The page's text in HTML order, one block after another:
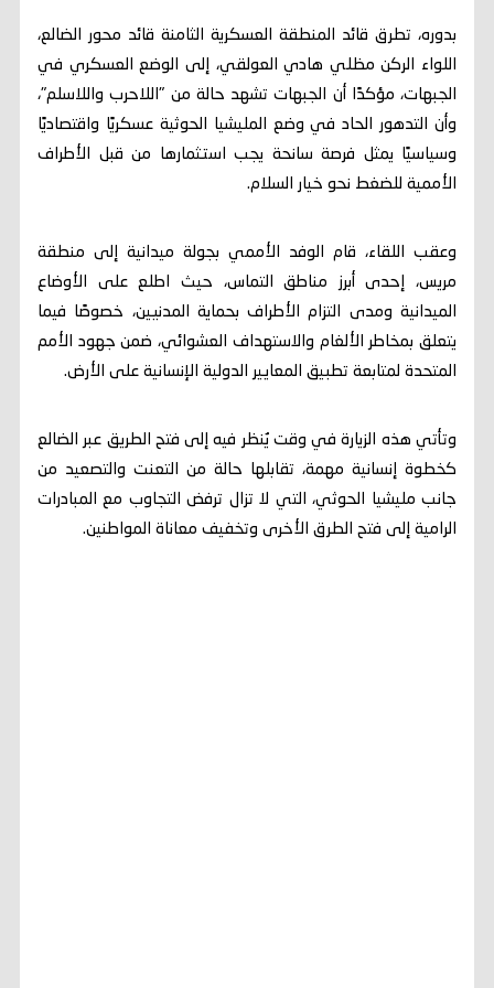
بدوره، تطرق قائد المنطقة العسكرية الثامنة قائد محور الضالع،
اللواء الركن مظلي هادي العولقي، إلى الوضع العسكري في
الجبهات، مؤكدًا أن الجبهات تشهد حالة من "اللاحرب واللاسلم"،
وأن التدهور الحاد في وضع المليشيا الحوثية عسكريًا واقتصاديًا
وسياسيًا يمثل فرصة سانحة يجب استثمارها من قبل الأطراف
الأممية للضغط نحو خيار السلام.
وعقب اللقاء، قام الوفد الأممي بجولة ميدانية إلى منطقة
مريس، إحدى أبرز مناطق التماس، حيث اطلع على الأوضاع
الميدانية ومدى التزام الأطراف بحماية المدنيين، خصوصًا فيما
يتعلق بمخاطر الألغام والاستهداف العشوائي، ضمن جهود الأمم
المتحدة لمتابعة تطبيق المعايير الدولية الإنسانية على الأرض.
وتأتي هذه الزيارة في وقت يُنظر فيه إلى فتح الطريق عبر الضالع
كخطوة إنسانية مهمة، تقابلها حالة من التعنت والتصعيد من
جانب مليشيا الحوثي، التي لا تزال ترفض التجاوب مع المبادرات
الرامية إلى فتح الطرق الأخرى وتخفيف معاناة المواطنين.